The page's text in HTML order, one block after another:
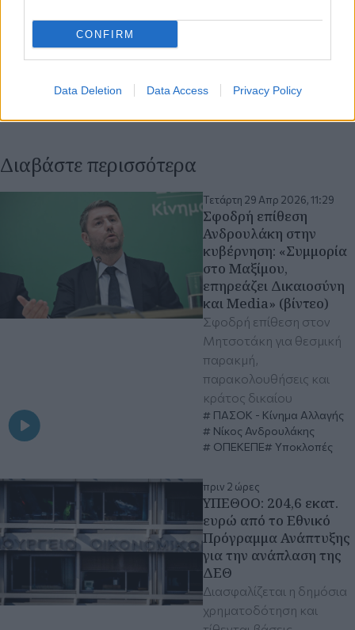
CONFIRM
Data Deletion Data Access Privacy Policy
Διαβάστε περισσότερα
Τετάρτη 29 Απρ 2026, 11:29
Σφοδρή επίθεση
Ανδρουλάκη στην
κυβέρνηση: «Συμμορία
στο Μαξίμου,
επηρεάζει Δικαιοσύνη
και Media» (βίντεο)
Σφοδρή επίθεση στον
Μητσοτάκη για θεσμική
παρακμή,
παρακολουθήσεις και
κράτος δικαίου
ΠΑΣΟΚ - Κίνημα Αλλαγής
Νίκος Ανδρουλάκης
ΟΠΕΚΕΠΕ
Υποκλοπές
πριν 2 ώρες
ΥΠΕΘΟΟ: 204,6 εκατ.
ευρώ από το Εθνικό
Πρόγραμμα Ανάπτυξης
για την ανάπλαση της
ΔΕΘ
Διασφαλίζεται η δημόσια
χρηματοδότηση και